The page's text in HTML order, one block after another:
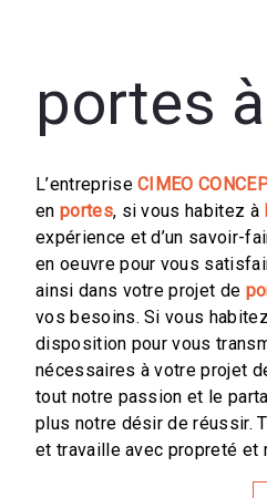
portes
L’entrepriseCIMEO
en portes, si vous habitez à
expérience et d’un savoir-
en oeuvre pour vous
ainsi dans votre projet de
vos besoins. Si vous
disposition pour vous
nécessaires à votre projet
tout notre passion et le
plus notre désir de réussir.
et travaille avec propreté et